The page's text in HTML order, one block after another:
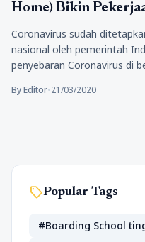
Home) Bikin
Coronavirus sudah
nasional oleh pemerintah
penyebaran Coronavirus di
By Editor•21/03/2020
sellPopular Tags
#Boarding School